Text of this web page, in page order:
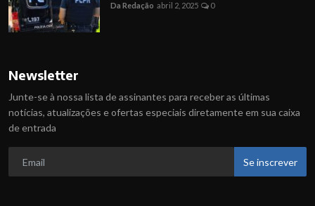
Da Redação abril 2, 2025 0
Newsletter
Junte-se à nossa lista de assinantes para receber as últimas
notícias, atualizações e ofertas especiais diretamente em sua caixa
de entrada
Se inscrever